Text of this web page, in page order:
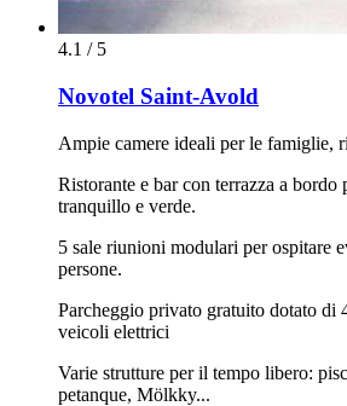
4.1 / 5
Novotel Saint-Avold
Ampie camere ideali per le famiglie,
Ristorante e bar con terrazza a bordo
tranquillo e verde.
5 sale riunioni modulari per ospitare
persone.
Parcheggio privato gratuito dotato di
veicoli elettrici
Varie strutture per il tempo libero:
petanque, Mölkky...